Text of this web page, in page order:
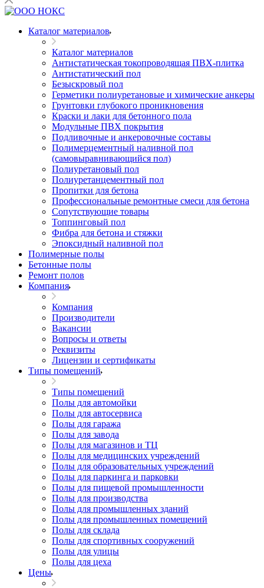
Каталог материалов
Каталог материалов
Антистатическая токопроводящая ПВХ-плитка
Антистатический пол
Безыскровый пол
Герметики полиуретановые и химические анкеры
Грунтовки глубокого проникновения
Краски и лаки для бетонного пола
Модульные ПВХ покрытия
Подливочные и анкеровочные составы
Полимерцементный наливной пол
(самовыравнивающийся пол)
Полиуретановый пол
Полиуретанцементный пол
Пропитки для бетона
Профессиональные ремонтные смеси для бетона
Сопутствующие товары
Топпинговый пол
Фибра для бетона и стяжки
Эпоксидный наливной пол
Полимерные полы
Бетонные полы
Ремонт полов
Компания
Компания
Производители
Вакансии
Вопросы и ответы
Реквизиты
Лицензии и сертификаты
Типы помещений
Типы помещений
Полы для автомойки
Полы для автосервиса
Полы для гаража
Полы для завода
Полы для магазинов и ТЦ
Полы для медицинских учреждений
Полы для образовательных учреждений
Полы для паркинга и парковки
Полы для пищевой промышленности
Полы для производства
Полы для промышленных зданий
Полы для промышленных помещений
Полы для склада
Полы для спортивных сооружений
Полы для улицы
Полы для цеха
Цены